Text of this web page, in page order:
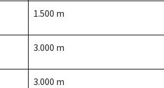
1.500 m
3.000 m
3.000 m